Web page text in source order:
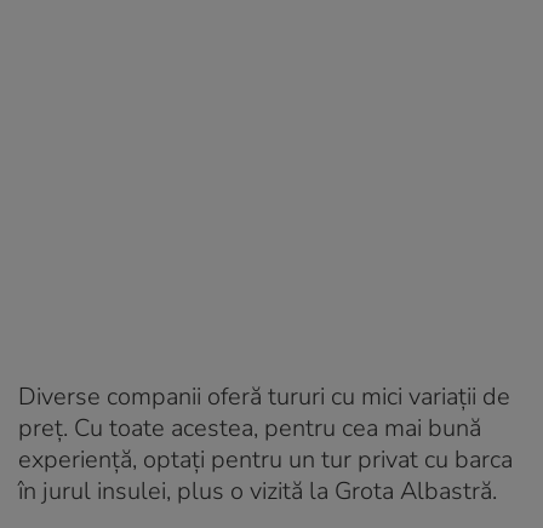
Diverse companii oferă tururi cu mici variații de
preț. Cu toate acestea, pentru cea mai bună
experiență, optați pentru un tur privat cu barca
în jurul insulei, plus o vizită la Grota Albastră.